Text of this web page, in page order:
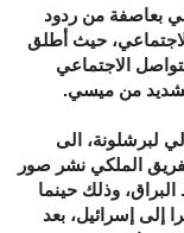
بعاصفة من ردود
حيث أطلق
الاجتماعي
من ميسي.
لبرشلونة، الى
الملكي نشر صور
وذلك حينما
إلى إسرائيل، بعد